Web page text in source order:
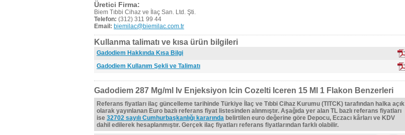
Üretici Firma:
Biem Tıbbi Cihaz ve İlaç San. Ltd. Şti.
Telefon: (312) 311 99 44
Email: biemilac@biemilac.com.tr
Kullanma talimatı ve kısa ürün bilgileri
Gadodiem Hakkında Kısa Bilgi
Gadodiem Kullanım Şekli ve Talimatı
Gadodiem 287 Mg/ml Iv Enjeksiyon Icin Cozelti Iceren 15 Ml 1 Flakon Benzerleri
Referans fiyatları ilaç güncelleme tarihinde Türkiye İlaç ve Tıbbi Cihaz Kurumu (TITCK) tarafından halka açık
olarak yayınlanan Euro bazlı referans fiyat listesinden alınmıştır. Aşağıda yer alan TL bazlı referans fiyatları
ise 32702 sayılı Cumhurbaşkanlığı kararında belirtilen euro değerine göre Depocu, Eczacı kârları ve KDV
dahil edilerek hesaplanmıştır. Gerçek ilaç fiyatları referans fiyatlarından farklı olabilir.